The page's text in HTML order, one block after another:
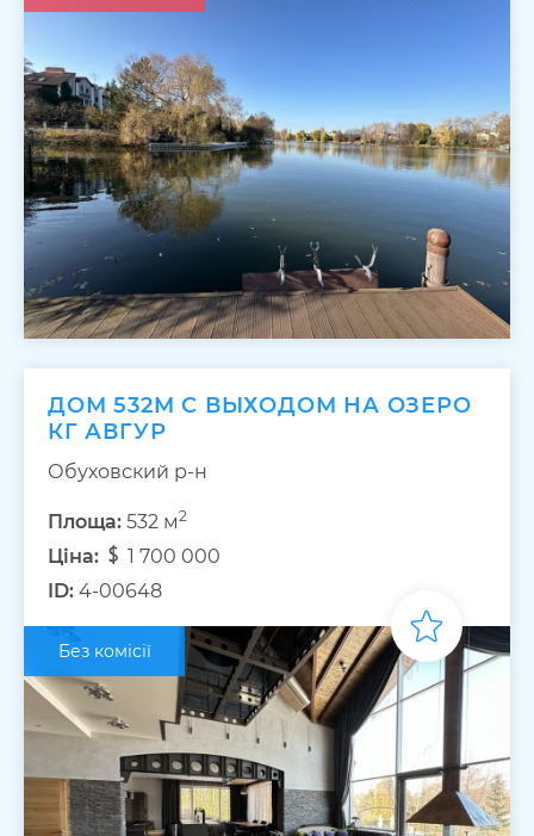
ДОМ 532М С ВЫХОДОМ НА ОЗЕРО
КГ АВГУР
Обуховский р-н
Площа: 532 м2
Ціна:
1 700 000
ID: 4-00648
Без комісії